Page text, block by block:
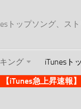
トップソング、ス
ング iTunesト
【iTunes急上昇速報